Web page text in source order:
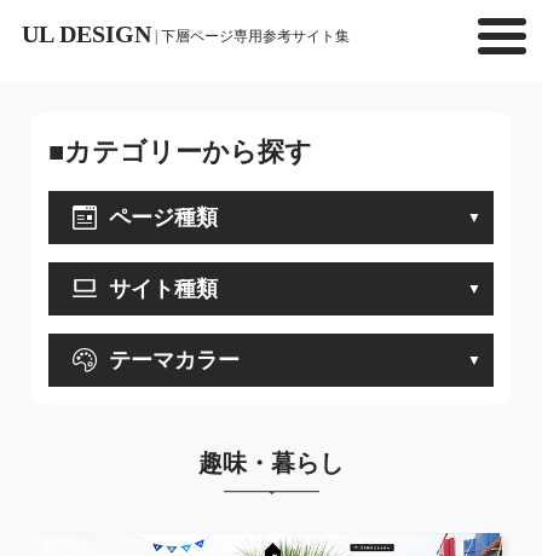
UL DESIGN | 下層ページ専用参考サイト集
■カテゴリーから探す
ページ種類
サイト種類
テーマカラー
趣味・暮らし